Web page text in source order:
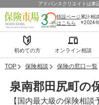
アドバンスクリエイトは東
特設ページ
はこちら
累計相
※2024
初めての方 オンライン相談
TOP 保険相談 保険の窓口一覧
泉南郡田尻町の
【国内最大級の保険相談